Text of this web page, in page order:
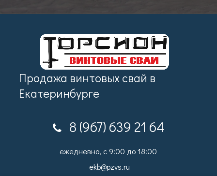
Продажа винтовых свай в
Екатеринбурге
8 (967) 639 21 64
ежедневно, с 9:00 до 18:00
ekb@pzvs.ru